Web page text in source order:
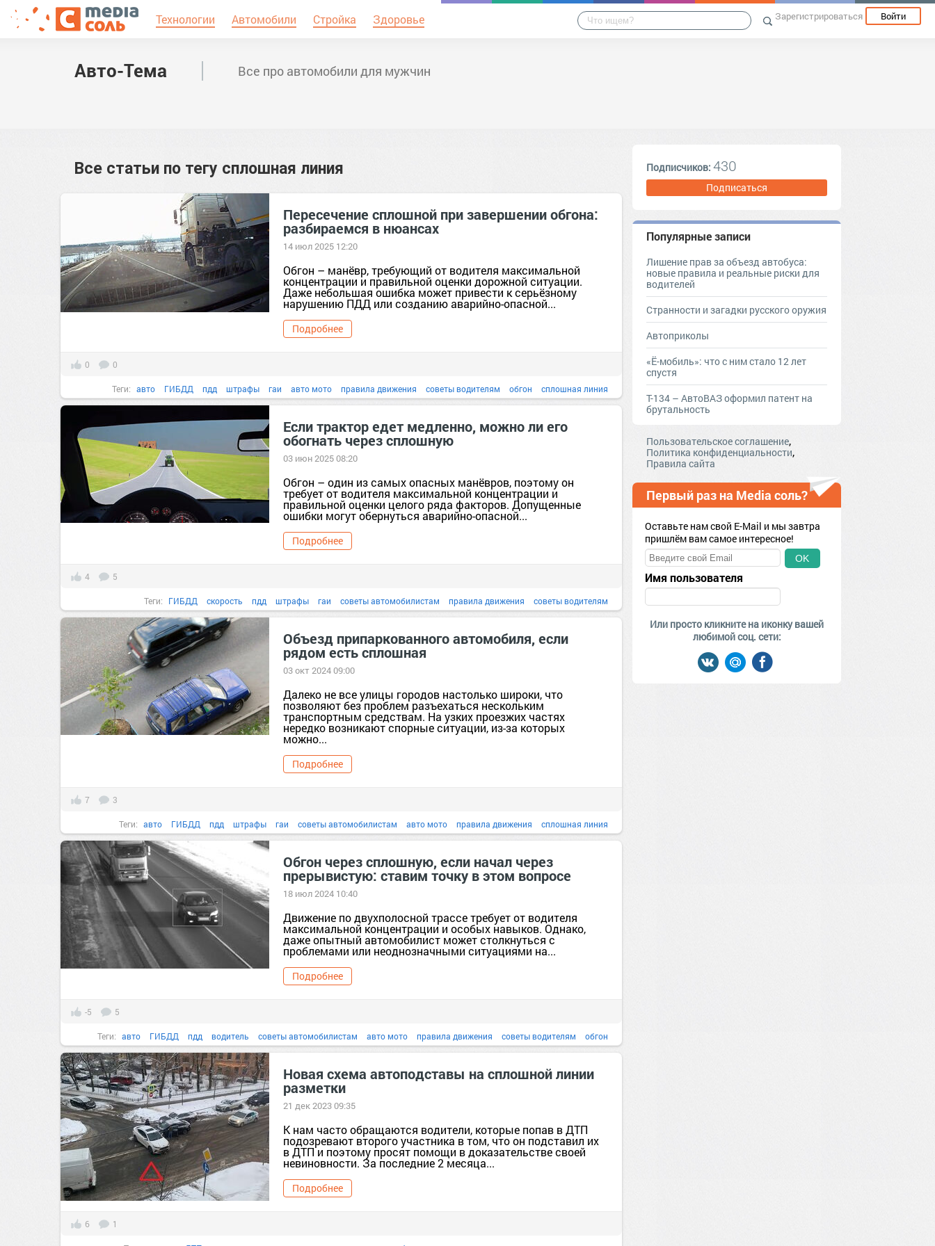
Технологии Автомобили Стройка Здоровье Зарегистрироваться Войти
Авто-Тема Все про автомобили для мужчин
Все статьи по тегу сплошная линия
Пересечение сплошной при завершении обгона:
разбираемся в нюансах
14 июл 2025 12:20
Обгон – манёвр, требующий от водителя максимальной
концентрации и правильной оценки дорожной ситуации.
Даже небольшая ошибка может привести к серьёзному
нарушению ПДД или созданию аварийно-опасной...
Подробнее
0 0
Теги: авто ГИБДД пдд штрафы гаи авто мото правила движения советы водителям обгон сплошная линия
Если трактор едет медленно, можно ли его
обогнать через сплошную
03 июн 2025 08:20
Обгон – один из самых опасных манёвров, поэтому он
требует от водителя максимальной концентрации и
правильной оценки целого ряда факторов. Допущенные
ошибки могут обернуться аварийно-опасной...
Подробнее
4 5
Теги: ГИБДД скорость пдд штрафы гаи советы автомобилистам правила движения советы водителям
Объезд припаркованного автомобиля, если
рядом есть сплошная
03 окт 2024 09:00
Далеко не все улицы городов настолько широки, что
позволяют без проблем разъехаться нескольким
транспортным средствам. На узких проезжих частях
нередко возникают спорные ситуации, из-за которых
можно...
Подробнее
7 3
Теги: авто ГИБДД пдд штрафы гаи советы автомобилистам авто мото правила движения сплошная линия
Обгон через сплошную, если начал через
прерывистую: ставим точку в этом вопросе
18 июл 2024 10:40
Движение по двухполосной трассе требует от водителя
максимальной концентрации и особых навыков. Однако,
даже опытный автомобилист может столкнуться с
проблемами или неоднозначными ситуациями на...
Подробнее
-5 5
Теги: авто ГИБДД пдд водитель советы автомобилистам авто мото правила движения советы водителям обгон
Новая схема автоподставы на сплошной линии
разметки
21 дек 2023 09:35
К нам часто обращаются водители, которые попав в ДТП
подозревают второго участника в том, что он подставил их
в ДТП и поэтому просят помощи в доказательстве своей
невиновности. За последние 2 месяца...
Подробнее
6 1
Подписчиков: 430
Подписаться
Популярные записи
Лишение прав за объезд автобуса:
новые правила и реальные риски для
водителей
Странности и загадки русского оружия
Автоприколы
«Ё-мобиль»: что с ним стало 12 лет
спустя
Т-134 – АвтоВАЗ оформил патент на
брутальность
Пользовательское соглашение,
Политика конфиденциальности,
Правила сайта
Первый раз на Media соль?
Оставьте нам свой E-Mail и мы завтра
пришлём вам самое интересное!
OK
Имя пользователя
Или просто кликните на иконку вашей
любимой соц. сети: